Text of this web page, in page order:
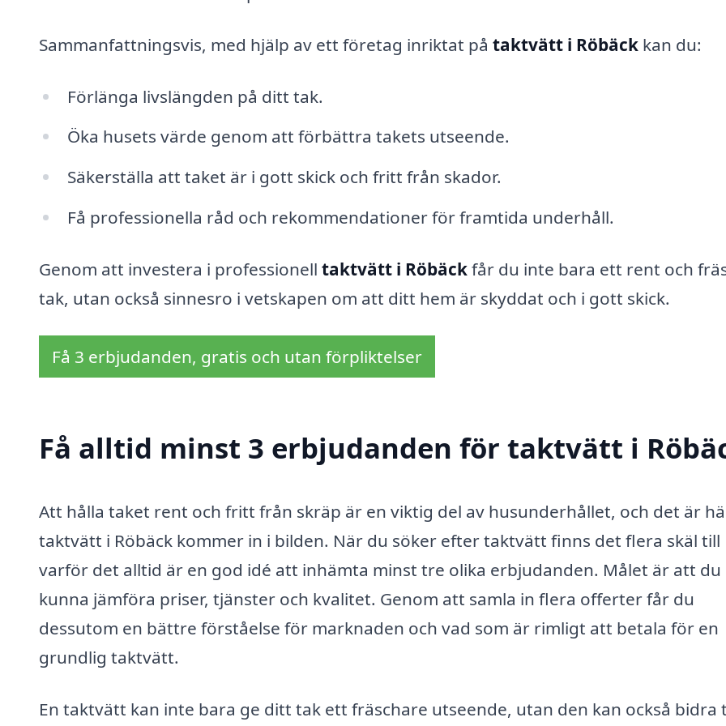
Sammanfattningsvis, med hjälp av ett företag inriktat på taktvätt i Röbäck kan du:
Förlänga livslängden på ditt tak.
Öka husets värde genom att förbättra takets utseende.
Säkerställa att taket är i gott skick och fritt från skador.
Få professionella råd och rekommendationer för framtida underhåll.
Genom att investera i professionell taktvätt i Röbäckfår du inte bara ett rent och
tak, utan också sinnesro i vetskapen om att ditt hem är skyddat och i gott skick.
Få 3 erbjudanden, gratis och utan förpliktelser
Få alltid minst 3 erbjudanden för taktvätt i
Att hålla taket rent och fritt från skräp är en viktig del av husunderhållet, och det är
taktvätt i Röbäck kommer in i bilden. När du söker efter taktvätt finns det flera skäl till
varför det alltid är en god idé att inhämta minst tre olika erbjudanden. Målet är att du
kunna jämföra priser, tjänster och kvalitet. Genom att samla in flera offerter får du
dessutom en bättre förståelse för marknaden och vad som är rimligt att betala för en
grundlig taktvätt.
En taktvätt kan inte bara ge ditt tak ett fräschare utseende, utan den kan också bidra